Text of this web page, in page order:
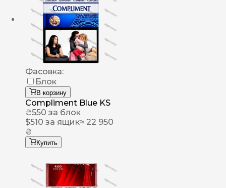
Фасовка:
Блок
В корзину
Compliment Blue KS
₴550 за блок
$510 за ящик≈ 22 950
₴
Купить